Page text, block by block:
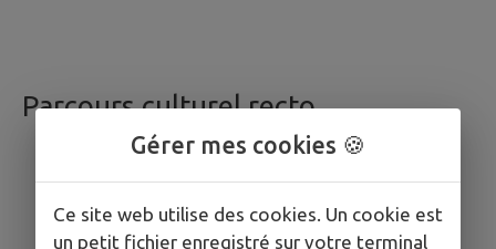
Parcours culturel recto
Gérer mes cookies 🍪
Ce site web utilise des cookies. Un cookie est
un petit fichier enregistré sur votre terminal